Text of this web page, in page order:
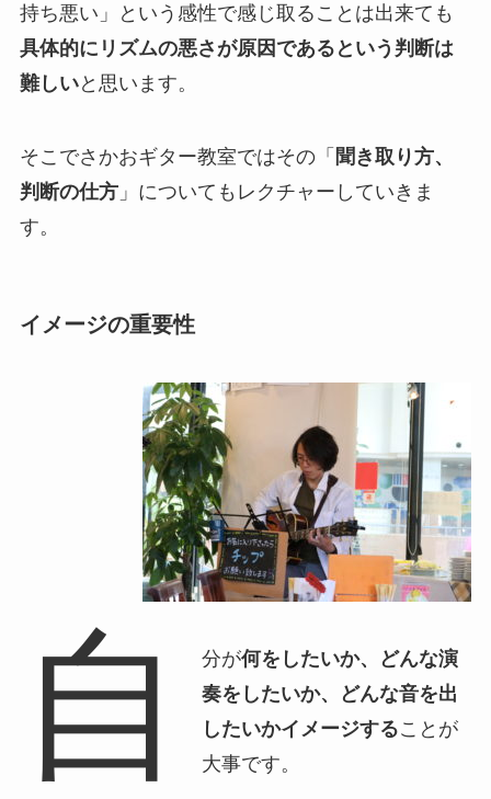
持ち悪い」という感性で感じ取ることは出来ても
具体的にリズムの悪さが原因であるという判断は
難しいと思います。
そこでさかおギター教室ではその「 聞き取り方、
判断の仕方」についてもレクチャーしていきま
す。
イメージの重要性
自 分が何をしたいか、どんな演
奏をしたいか、どんな音を出
したいかイメージすることが
大事です。